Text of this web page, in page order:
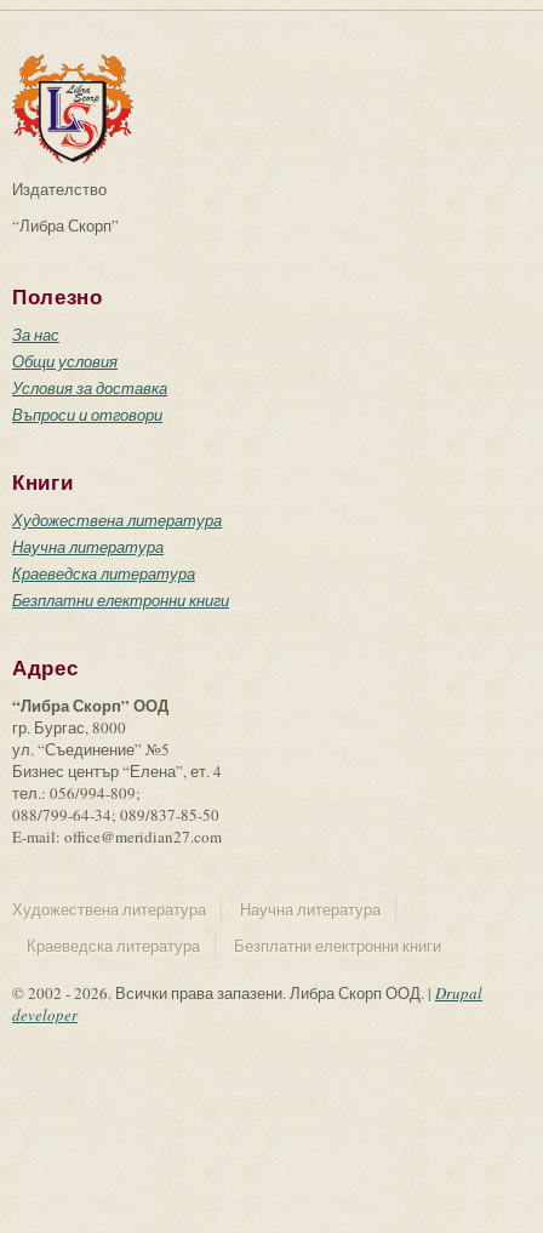
Издателство
“Либра Скорп”
Полезно
За нас
Общи условия
Условия за доставка
Въпроси и отговори
Книги
Художествена литература
Научна литература
Краеведска литература
Безплатни електронни книги
Адрес
“Либра Скорп” ООД
гр. Бургас, 8000
ул. “Съединение” №5
Бизнес център “Елена”, ет. 4
тел.: 056/994-809;
088/799-64-34; 089/837-85-50
E-mail: office@meridian27.com
Художествена литература
Научна литература
Краеведска литература
Безплатни електронни книги
© 2002 - 2026. Всички права запазени. Либра Скорп ООД. | Drupal
developer